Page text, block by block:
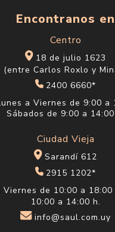
Encontranos en
Centro
18 de julio 1623
(entre Carlos Roxlo y
2400 6660*
a Viernes de 9:00 a
Sábados de 9:00 a
Ciudad Vieja
Sarandí 612
2915 1202*
Viernes de 10:00 a 18:00
10:00 a 14:00 h.
info@saul.com.uy